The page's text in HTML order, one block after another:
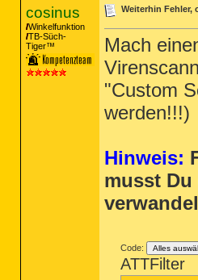
cosinus
Winkelfunktion
TB-Süch-
Tiger™
Weiterhin
Mach
"Custom
werden!!!)
Hinweis:
musst
Code: Alles
ATTFilter